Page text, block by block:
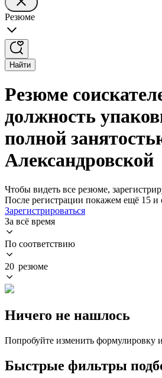
Резюме
Найти
Резюме
должность
полной
Александровской
Чтобы видеть все резюме,
После регистрации покажем ещё 15 и
Зарегистрироваться
За всё время
По соответствию
20 резюме
Ничего не нашлось
Попробуйте изменить формулировку
Быстрые фильтры